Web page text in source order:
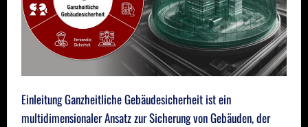
Einleitung Ganzheitliche Gebäudesicherheit ist ein
multidimensionaler Ansatz zur Sicherung von Gebäuden, der